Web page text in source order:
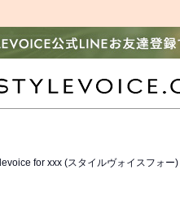
for xxx (スタイルヴォイスフォー)